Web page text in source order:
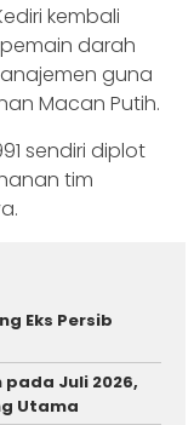
kembali
darah
guna
Macan Putih.
sendiri diplot
tim
Eks Persib
pada Juli 2026,
Utama